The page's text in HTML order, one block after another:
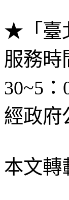
★「臺
服務時
30~5：
經政府
本文轉